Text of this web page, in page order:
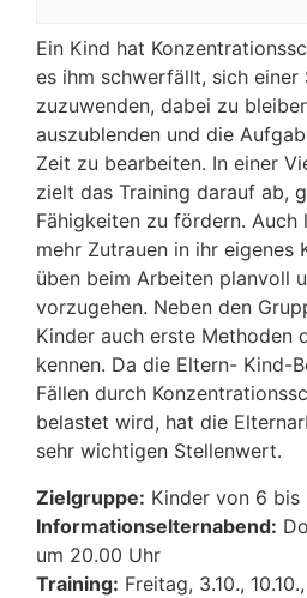
Ein Kind hat
es ihm schwerfällt, sich einer
zuzuwenden, dabei zu
auszublenden und die
Zeit zu bearbeiten. In einer
zielt das Training darauf ab,
Fähigkeiten zu fördern. Auch
mehr Zutrauen in ihr eigenes
üben beim Arbeiten planvoll
vorzugehen. Neben den
Kinder auch erste Methoden
kennen. Da die Eltern- Kind-
Fällen durch
belastet wird, hat die
sehr wichtigen Stellenwert.
Zielgruppe: Kinder von 6 bis
Informationselternabend:
um 20.00 Uhr
Training: Freitag, 3.10.,